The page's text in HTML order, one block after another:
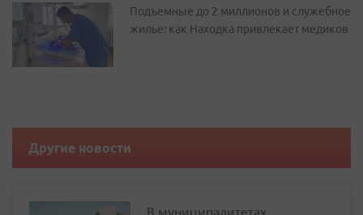
Подъемные до 2 миллионов и служебное
жилье: как Находка привлекает медиков
Другие новости
В муниципалитетах